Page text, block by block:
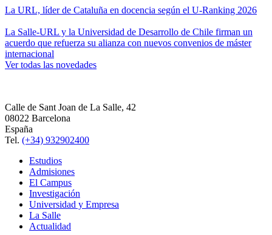
La URL, líder de Cataluña en docencia según el U-Ranking 2026
La Salle-URL y la Universidad de Desarrollo de Chile firman un
acuerdo que refuerza su alianza con nuevos convenios de máster
internacional
Ver todas las novedades
Calle de Sant Joan de La Salle, 42
08022 Barcelona
España
Tel. (+34) 932902400
Estudios
Admisiones
El Campus
Investigación
Universidad y Empresa
La Salle
Actualidad